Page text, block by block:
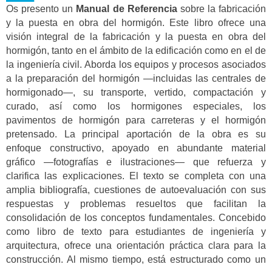
Os presento un Manual de Referenciasobre la fabricación
y la puesta en obra del hormigón. Este libro ofrece una
visión integral de la fabricación y la puesta en obra del
hormigón, tanto en el ámbito de la edificación como en el de
la ingeniería civil. Aborda los equipos y procesos asociados
a la preparación del hormigón —incluidas las centrales de
hormigonado—, su transporte, vertido, compactación y
curado, así como los hormigones especiales, los
pavimentos de hormigón para carreteras y el hormigón
pretensado. La principal aportación de la obra es su
enfoque constructivo, apoyado en abundante material
gráfico —fotografías e ilustraciones— que refuerza y
clarifica las explicaciones. El texto se completa con una
amplia bibliografía, cuestiones de autoevaluación con sus
respuestas y problemas resueltos que facilitan la
consolidación de los conceptos fundamentales. Concebido
como libro de texto para estudiantes de ingeniería y
arquitectura, ofrece una orientación práctica clara para la
construcción. Al mismo tiempo, está estructurado como un